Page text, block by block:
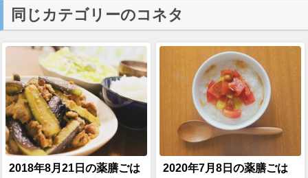
同じカテゴリーのコネタ
2018年8月21日の薬膳ごは
2020年7月8日の薬膳ごは